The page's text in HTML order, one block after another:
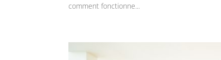
comment fonctionne...